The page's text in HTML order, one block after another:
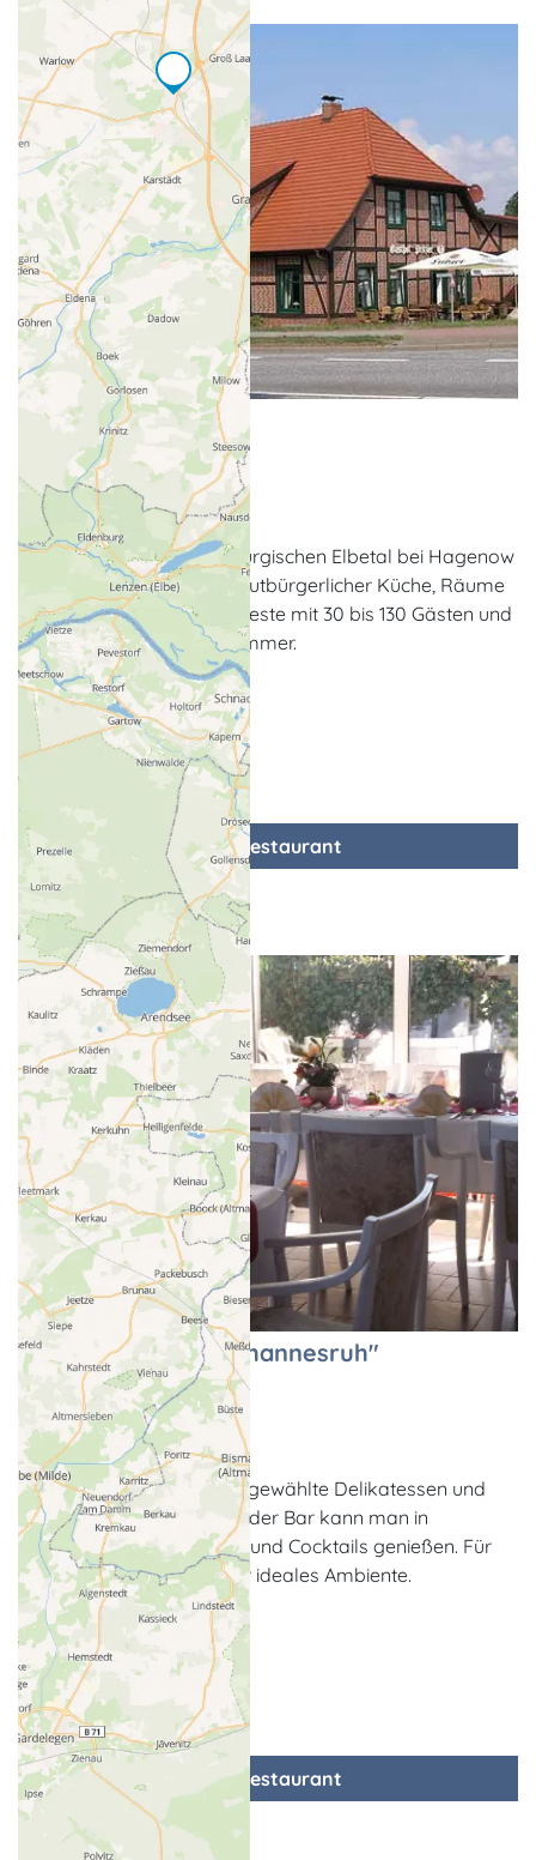
Gasthof Pritzier
Restaurant
Pritzier
Der Gasthof im Mecklenburgischen Elbetal bei Hagenow
bietet ein Restaurant mit gutbürgerlicher Küche, Räume
für Veranstaltungen und Feste mit 30 bis 130 Gästen und
gemütlich eingerichtete Zimmer.
zum Restaurant
Waldrestaurant "Johannesruh"
Restaurant
Wesenberg / Wustrow
Das Restaurant bietet ausgewählte Delikatessen und
saisonale Spezialitäten. In der Bar kann man in
gemütlicher Runde Drinks und Cocktails genießen. Für
Feste und Feiern bieten wir ideales Ambiente.
zum Restaurant